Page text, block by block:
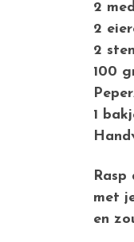
2
2
2
100
1
met
en